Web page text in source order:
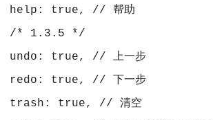
help: true, // 帮助
/* 1.3.5 */
undo: true, // 上一步
redo: true, // 下一步
trash: true, // 清空